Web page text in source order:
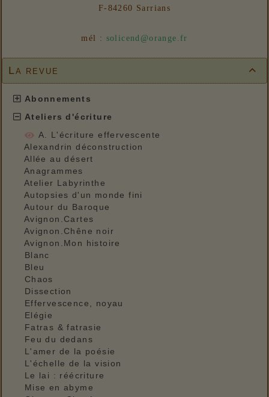
F-84260 Sarrians
mél : solicend@orange.fr

La revue
Abonnements
Ateliers d'écriture
A. L'écriture effervescente
Alexandrin déconstruction
Allée au désert
Anagrammes
Atelier Labyrinthe
Autopsies d'un monde fini
Autour du Baroque
Avignon.Cartes
Avignon.Chêne noir
Avignon.Mon histoire
Blanc
Bleu
Chaos
Dissection
Effervescence, noyau
Elégie
Fatras & fatrasie
Feu du dedans
L'amer de la poésie
L'échelle de la vision
Le lai : réécriture
Mise en abyme